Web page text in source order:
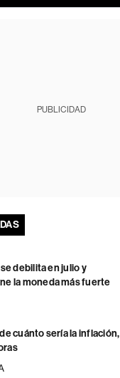
PUBLICIDAD
debilita en julio y
la moneda más fuerte
cuánto sería la inflación,